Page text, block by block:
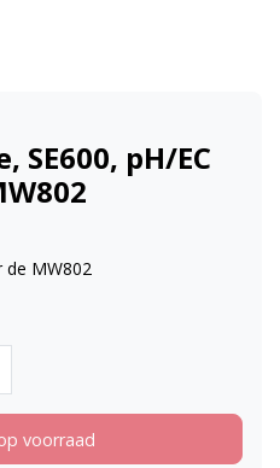
SE600, pH/EC
de MW802
voorraad